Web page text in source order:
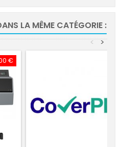
LA MÊME CATÉGORIE :
>
<
€